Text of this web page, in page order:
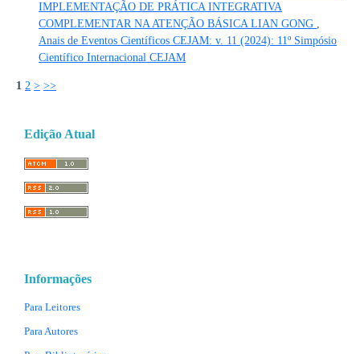
IMPLEMENTAÇÃO DE PRÁTICA INTEGRATIVA
COMPLEMENTAR NA ATENÇÃO BÁSICA LIAN GONG ,
Anais de Eventos Científicos CEJAM: v. 11 (2024): 11º Simpósio
Científico Internacional CEJAM
1 2 > >>
Edição Atual
Informações
Para Leitores
Para Autores